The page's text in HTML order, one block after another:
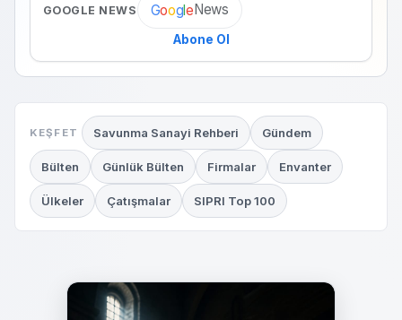
GOOGLE NEWS GoogleNews
Abone Ol
KEŞFET Savunma Sanayi Rehberi Gündem
Bülten Günlük Bülten Firmalar Envanter
Ülkeler Çatışmalar SIPRI Top 100